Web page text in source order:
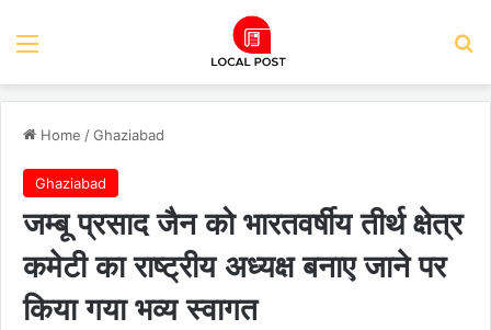
Menu
Home /Ghaziabad
Ghaziabad
जम्बू प्रसाद जैन को भारतवर्षीय तीर्थ क्षेत्र
कमेटी का राष्ट्रीय अध्यक्ष बनाए जाने पर
किया गया भव्य स्वागत